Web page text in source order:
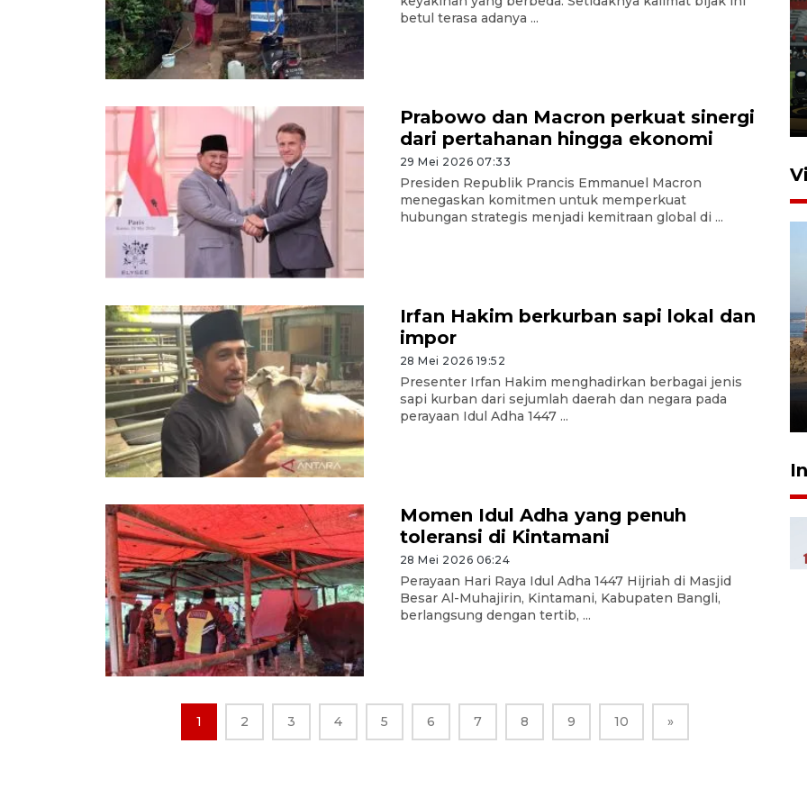
betul terasa adanya ...
Prabowo dan Macron perkuat sinergi
dari pertahanan hingga ekonomi
29 Mei 2026 07:33
Presiden Republik Prancis Emmanuel Macron
menegaskan komitmen untuk memperkuat
hubungan strategis menjadi kemitraan global di ...
Irfan Hakim berkurban sapi lokal dan
impor
28 Mei 2026 19:52
Presenter Irfan Hakim menghadirkan berbagai jenis
sapi kurban dari sejumlah daerah dan negara pada
perayaan Idul Adha 1447 ...
Momen Idul Adha yang penuh
toleransi di Kintamani
28 Mei 2026 06:24
Perayaan Hari Raya Idul Adha 1447 Hijriah di Masjid
Besar Al-Muhajirin, Kintamani, Kabupaten Bangli,
berlangsung dengan tertib, ...
1 2 3 4 5 6 7 8 9 10 »
Tiga matra TNI unjuk
5 Agustus 2026 16:28
Bali tanam ribuan bibit
mangrove
26 Juli 2026 21:18